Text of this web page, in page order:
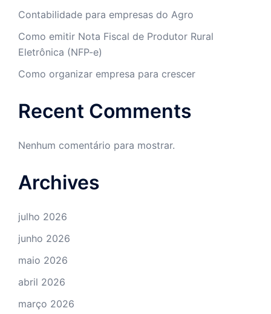
Contabilidade para empresas do Agro
Como emitir Nota Fiscal de Produtor Rural
Eletrônica (NFP-e)
Como organizar empresa para crescer
Recent Comments
Nenhum comentário para mostrar.
Archives
julho 2026
junho 2026
maio 2026
abril 2026
março 2026